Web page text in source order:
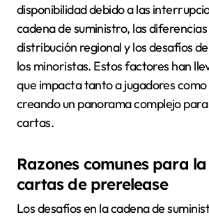
disponibilidad debido a las
cadena de suministro, las
distribución regional y los desafíos
los minoristas. Estos factores han
que impacta tanto a jugadores
creando un panorama complejo para
cartas.
Razones comunes para
cartas de prerelease
Los desafíos en la cadena de